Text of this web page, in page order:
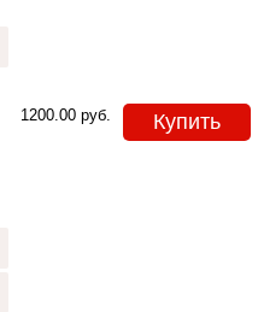
1200.00 руб. Купить